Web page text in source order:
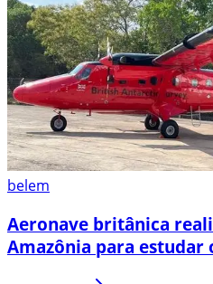
belem
Aeronave britânica
Amazônia para estudar